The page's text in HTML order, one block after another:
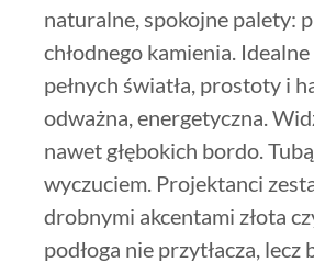
naturalne, spokojne palety:
chłodnego kamienia.
pełnych światła, prostoty i
odważna, energetyczna.
nawet głębokich bordo.
wyczuciem. Projektanci
drobnymi akcentami złota
podłoga nie przytłacza,